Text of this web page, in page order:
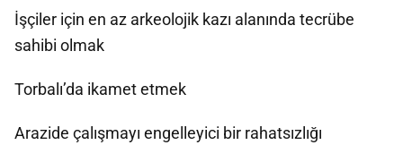
İşçiler için en az arkeolojik kazı alanında tecrübe
sahibi olmak
Torbalı’da ikamet etmek
Arazide çalışmayı engelleyici bir rahatsızlığı